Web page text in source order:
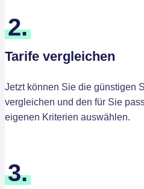
2.
Tarife vergleichen
Jetzt können Sie die günstigen
vergleichen und den für Sie
eigenen Kriterien auswählen.
3.